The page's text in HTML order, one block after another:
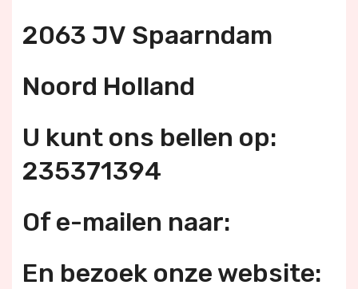
2063 JV Spaarndam
Noord Holland
U kunt ons bellen op:
235371394
Of e-mailen naar:
En bezoek onze website: